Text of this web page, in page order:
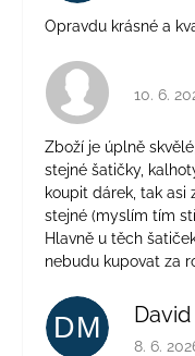
Opravdu krásné a
10. 6.
Zboží je úplně
stejné šatičky,
koupit dárek, tak asi
stejné (myslím tím
Hlavně u těch
nebudu kupovat za
DM
8. 6.